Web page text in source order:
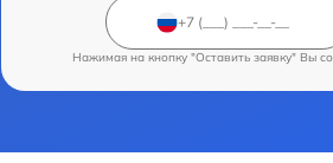
Нажимая на кнопку "Оставить заявку" Вы